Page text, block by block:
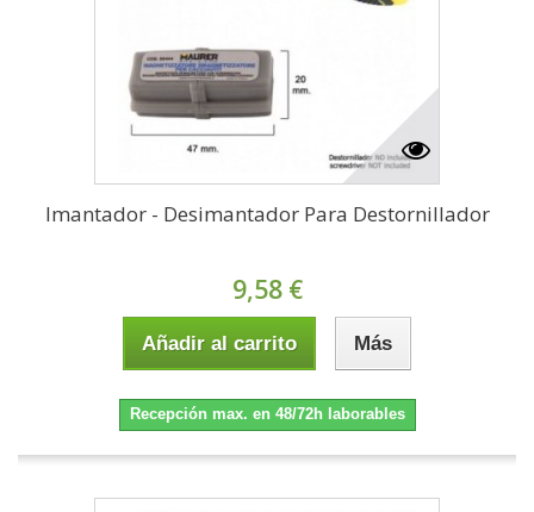
Imantador - Desimantador Para Destornillador
9,58 €
Añadir al carrito Más
Recepción max. en 48/72h laborables